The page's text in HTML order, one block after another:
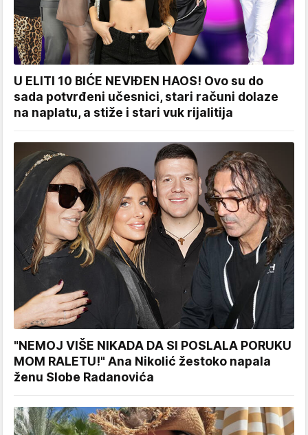
U ELITI 10 BIĆE NEVIĐEN HAOS! Ovo su do
sada potvrđeni učesnici, stari računi dolaze
na naplatu, a stiže i stari vuk rijalitija
"NEMOJ VIŠE NIKADA DA SI POSLALA PORUKU
MOM RALETU!" Ana Nikolić žestoko napala
ženu Slobe Radanovića